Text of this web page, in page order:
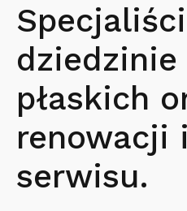
dziedzinie
płaskich
renowacji i
serwisu.